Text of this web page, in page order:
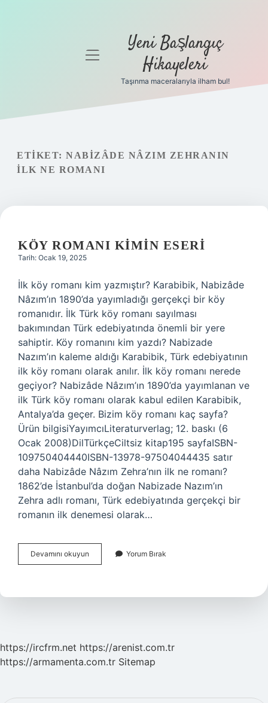
Gizlilik
Yasal Uyarı
menüyü
Yeni Başlangıç
Hikayeleri
Taşınma maceralarıyla ilham bul!
ETIKET: NABIZÂDE NÂZIM ZEHRANIN
ILK NE ROMANI
KÖY ROMANI KIMIN ESERI
Tarih: Ocak 19, 2025
İlk köy romanı kim yazmıştır? Karabibik, Nabizâde
Nâzım’ın 1890’da yayımladığı gerçekçi bir köy
romanıdır. İlk Türk köy romanı sayılması
bakımından Türk edebiyatında önemli bir yere
sahiptir. Köy romanını kim yazdı? Nabizade
Nazım’ın kaleme aldığı Karabibik, Türk edebiyatının
ilk köy romanı olarak anılır. İlk köy romanı nerede
geçiyor? Nabizâde Nâzım’ın 1890’da yayımlanan ve
ilk Türk köy romanı olarak kabul edilen Karabibik,
Antalya’da geçer. Bizim köy romanı kaç sayfa?
Ürün bilgisiYayımcıLiteraturverlag; 12. baskı (6
Ocak 2008)DilTürkçeCiltsiz kitap195 sayfaISBN-
109750404440ISBN-13978-97504044435 satır
daha Nabizâde Nâzım Zehra’nın ilk ne romanı?
1862’de İstanbul’da doğan Nabizade Nazım’ın
Zehra adlı romanı, Türk edebiyatında gerçekçi bir
romanın ilk denemesi olarak…
Devamını okuyun
Romanı
Yorum Bırak
https://ircfrm.net https://arenist.com.tr
https://armamenta.com.tr Sitemap